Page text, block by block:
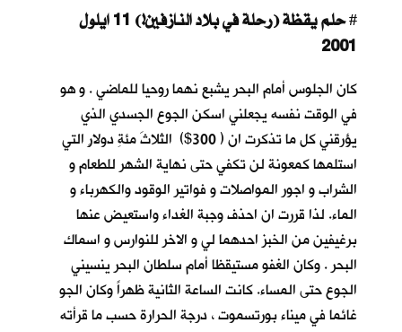
# حلم يقظة (رحلة في بلاد النازفين!) 11 ايلول
2001
كان الجلوس أمام البحر يشبع نهما روحيا للماضي . و هو
في الوقت نفسه يجعلني اسكن الجوع الجسدي الذي
يؤرقني كل ما تذكرت ان ( 300$) الثلاثَ مئةِ دولارٍ التي
استلمها كمعونة لن تكفي حتى نهاية الشهر للطعام و
الشراب و اجور المواصلات و فواتير الوقود والكهرباء و
الماء. لذا قررت ان احذف وجبة الغداء واستعيض عنها
برغيفين من الخبز احدهما لي و الاخر للنوارس و اسماك
البحر . وكان الغفو مستيقظا أمام سلطان البحر ينسيني
الجوع حتى المساء. كانت الساعة الثانية ظهراً وكان الجو
غائما في ميناء بورتسموت ، درجة الحرارة حسب ما قرأته